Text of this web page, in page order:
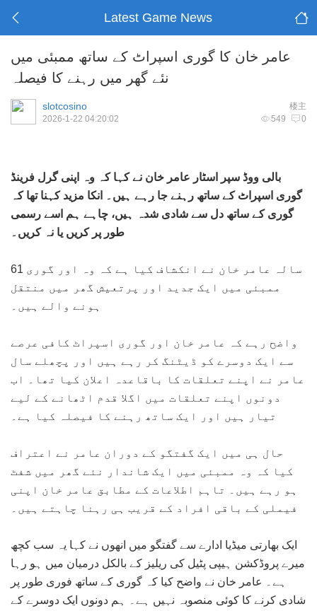
Latest Game News
عامر خان کا گوری اسپراٹ کے ساتھ ممبئی میں
نئے گھر میں رہنے کا فیصلہ
楼主
slotcosino
549 0
2026-1-22 04:20:02
بالی ووڈ سپر اسٹار عامر خان نے کہا کہ وہ اپنی گرل فرینڈ
گوری اسپراٹ کے ساتھ رہنے جا رہے ہیں۔ انکا مزید کہنا تھا کہ
گوری کے ساتھ دل سے شادی شدہ ہیں، چاہے ہم اسے رسمی
طور پر کریں یا نہ کریں۔
61 سالہ عامر خان نے انکشاف کیا ہے کہ وہ اور گوری
ممبئی میں ایک جدید اور پرتعیش گھر میں منتقل
واضح رہے کہ عامر خان اور گوری اسپراٹ کافی عرصے
سے ایک دوسرے کو ڈیٹنگ کر رہے ہیں اور پچھلے سال
عامر نے اپنے تعلقات کا باقاعدہ اعلان کیا تھا۔ اب
دونوں اپنے تعلقات میں اگلا قدم اٹھانے کے لیے
حال ہی میں ایک گفتگو کے دوران عامر نے اعتراف
کیا کہ وہ ممبئی میں ایک شاندار نئے گھر میں شفٹ
ہو رہے ہیں۔ تاہم اطلاعات کے مطابق عامر خان اپنی
فیملی کے باقی افراد کے قریب ہی رہنا چاہتے ہیں۔
ایک بھارتی میڈیا ادارے سے گفتگو میں انھوں نے کہا یہ سب کچھ
میرے پروڈکشن ہیپی پٹیل کی ریلیز کے بالکل درمیان میں ہو رہا
ہے۔ عامر خان نے واضح کیا کہ گوری کے ساتھ فوری طور پر
شادی کرنے کا کوئی منصوبہ نہیں ہے۔ ہم دونوں ایک دوسرے کے